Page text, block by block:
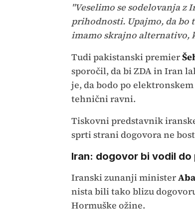
"Veselimo se sodelovanja
prihodnosti. Upajmo, da bo
imamo skrajno alternativo,
Tudi pakistanski premier
sporočil, da bi ZDA in Iran
je, da bodo po
tehnični ravni.
Tiskovni predstavnik
sprti strani dogovora ne
Iran: dogovor bi vodil
Iranski zunanji minister
nista bili tako blizu
Hormuške ožine.